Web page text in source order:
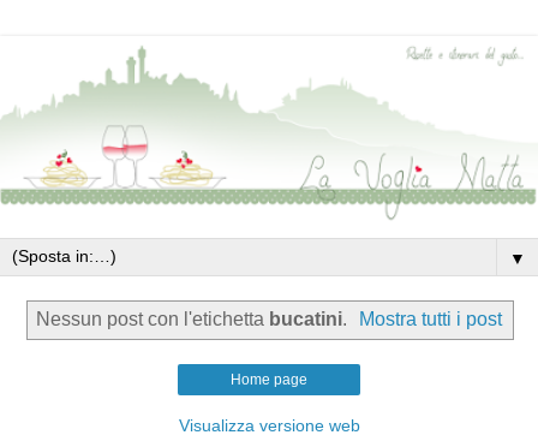
▼
Nessun post con l'etichetta bucatini. Mostra tutti i post
Home page
Visualizza versione web